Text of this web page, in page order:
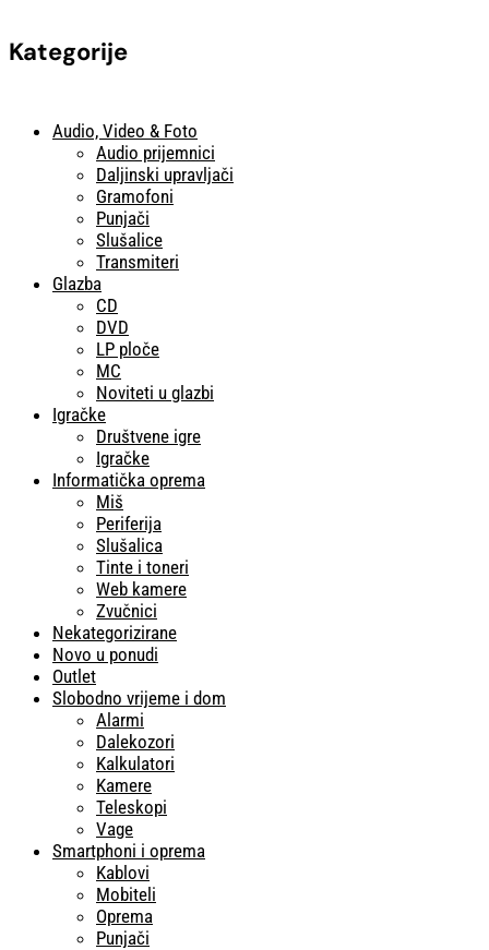
Kategorije
Audio, Video & Foto
Audio prijemnici
Daljinski upravljači
Gramofoni
Punjači
Slušalice
Transmiteri
Glazba
CD
DVD
LP ploče
MC
Noviteti u glazbi
Igračke
Društvene igre
Igračke
Informatička oprema
Miš
Periferija
Slušalica
Tinte i toneri
Web kamere
Zvučnici
Nekategorizirane
Novo u ponudi
Outlet
Slobodno vrijeme i dom
Alarmi
Dalekozori
Kalkulatori
Kamere
Teleskopi
Vage
Smartphoni i oprema
Kablovi
Mobiteli
Oprema
Punjači